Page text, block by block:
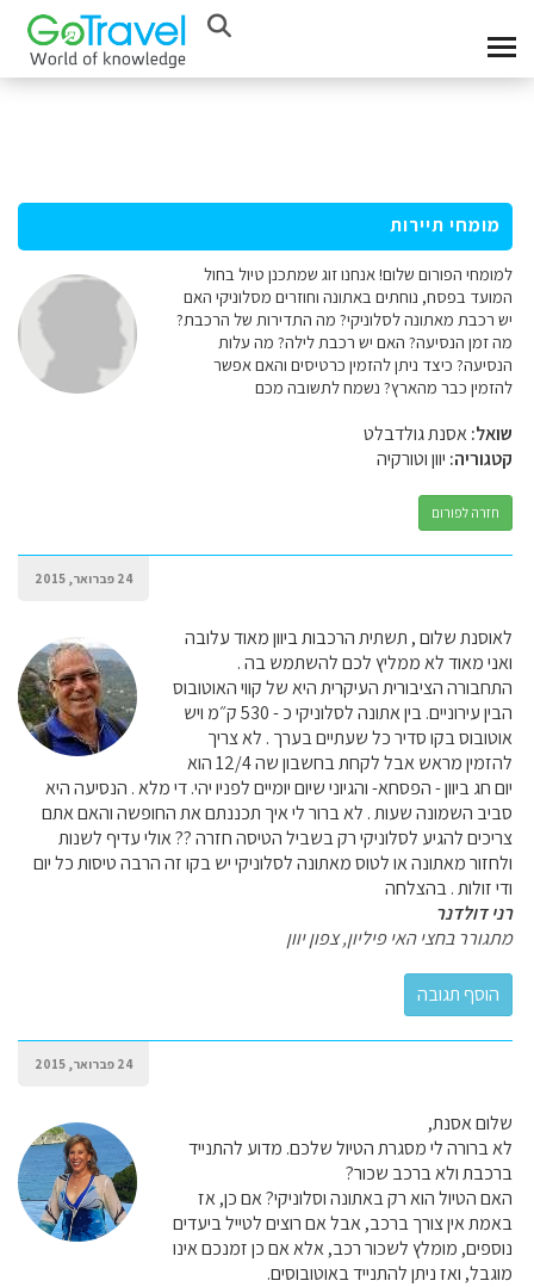
מומחי תיירות
למומחי הפורום שלום! אנחנו זוג שמתכנן טיול בחול
המועד בפסח, נוחתים באתונה וחוזרים מסלוניקי האם
יש רכבת מאתונה לסלוניקי? מה התדירות של הרכבת?
מה זמן הנסיעה? האם יש רכבת לילה? מה עלות
הנסיעה? כיצד ניתן להזמין כרטיסים והאם אפשר
להזמין כבר מהארץ? נשמח לתשובה מכם
שואל:אסנת גולדבלט
קטגוריה: יוון וטורקיה
חזרה לפורום
24 פברואר, 2015
לאוסנת שלום , תשתית הרכבות ביוון מאוד עלובה
ואני מאוד לא ממליץ לכם להשתמש בה .
התחבורה הציבורית העיקרית היא של קווי האוטובוס
הבין עירוניים. בין אתונה לסלוניקי כ - 530 ק״מ ויש
אוטובוס בקו סדיר כל שעתיים בערך . לא צריך
להזמין מראש אבל לקחת בחשבון שה 12/4 הוא
יום חג ביוון - הפסחא- והגיוני שיום יומיים לפניו יהי. די מלא . הנסיעה היא
סביב השמונה שעות . לא ברור לי איך תכננתם את החופשה והאם אתם
צריכים להגיע לסלוניקי רק בשביל הטיסה חזרה ?? אולי עדיף לשנות
ולחזור מאתונה או לטוס מאתונה לסלוניקי יש בקו זה הרבה טיסות כל יום
ודי זולות . בהצלחה
רני דולדנר
מתגורר בחצי האי פיליון, צפון יוון
24 פברואר, 2015
שלום אסנת,
לא ברורה לי מסגרת הטיול שלכם. מדוע להתנייד
ברכבת ולא ברכב שכור?
האם הטיול הוא רק באתונה וסלוניקי? אם כן, אז
באמת אין צורך ברכב, אבל אם רוצים לטייל ביעדים
נוספים, מומלץ לשכור רכב, אלא אם כן זמנכם אינו
מוגבל, ואז ניתן להתנייד באוטובוסים.